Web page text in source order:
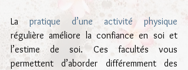
La pratique d’une activité physique
régulière améliore la confiance en soi et
l’estime de soi. Ces facultés vous
permettent d’aborder différemment des